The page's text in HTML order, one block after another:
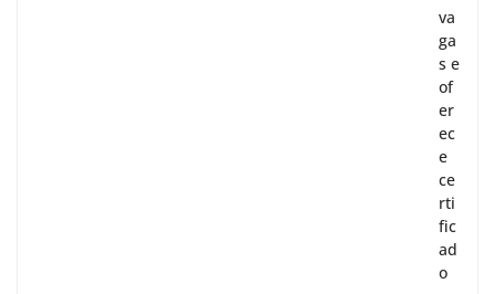
va
ga
s e
of
er
ec
e
ce
rti
fic
ad
o